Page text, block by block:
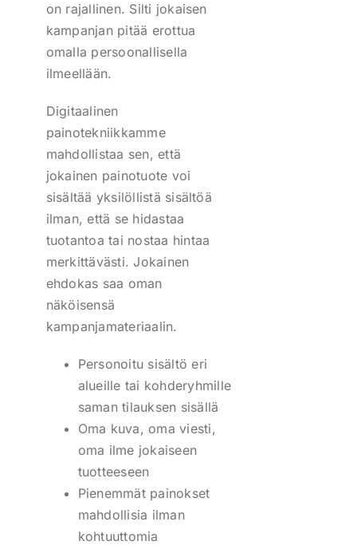
on rajallinen. Silti jokaisen
kampanjan pitää erottua
omalla persoonallisella
ilmeellään.
Digitaalinen
painotekniikkamme
mahdollistaa sen, että
jokainen painotuote voi
sisältää yksilöllistä sisältöä
ilman, että se hidastaa
tuotantoa tai nostaa hintaa
merkittävästi. Jokainen
ehdokas saa oman
näköisensä
kampanjamateriaalin.
Personoitu sisältö eri
alueille tai kohderyhmille
saman tilauksen sisällä
Oma kuva, oma viesti,
oma ilme jokaiseen
tuotteeseen
Pienemmät painokset
mahdollisia ilman
kohtuuttomia